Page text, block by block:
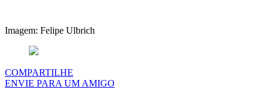
Imagem: Felipe Ulbrich
COMPARTILHE
ENVIE PARA UM AMIGO